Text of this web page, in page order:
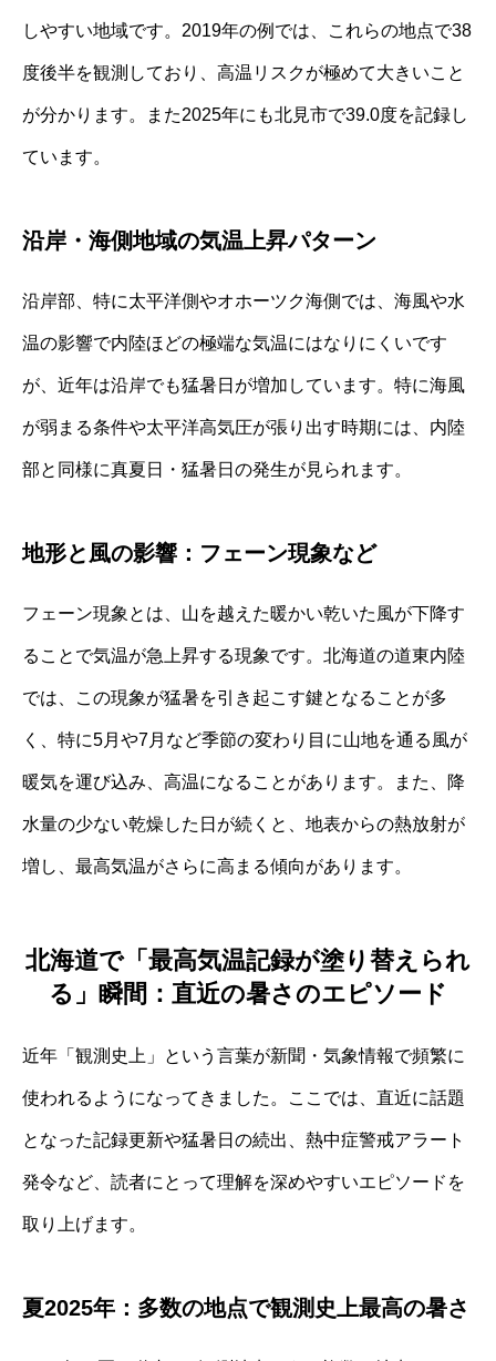
しやすい地域です。2019年の例では、これらの地点で38
度後半を観測しており、高温リスクが極めて大きいこと
が分かります。また2025年にも北見市で39.0度を記録し
ています。
沿岸・海側地域の気温上昇パターン
沿岸部、特に太平洋側やオホーツク海側では、海風や水
温の影響で内陸ほどの極端な気温にはなりにくいです
が、近年は沿岸でも猛暑日が増加しています。特に海風
が弱まる条件や太平洋高気圧が張り出す時期には、内陸
部と同様に真夏日・猛暑日の発生が見られます。
地形と風の影響：フェーン現象など
フェーン現象とは、山を越えた暖かい乾いた風が下降す
ることで気温が急上昇する現象です。北海道の道東内陸
では、この現象が猛暑を引き起こす鍵となることが多
く、特に5月や7月など季節の変わり目に山地を通る風が
暖気を運び込み、高温になることがあります。また、降
水量の少ない乾燥した日が続くと、地表からの熱放射が
増し、最高気温がさらに高まる傾向があります。
北海道で「最高気温記録が塗り替えられ
る」瞬間：直近の暑さのエピソード
近年「観測史上」という言葉が新聞・気象情報で頻繁に
使われるようになってきました。ここでは、直近に話題
となった記録更新や猛暑日の続出、熱中症警戒アラート
発令など、読者にとって理解を深めやすいエピソードを
取り上げます。
夏2025年：多数の地点で観測史上最高の暑さ